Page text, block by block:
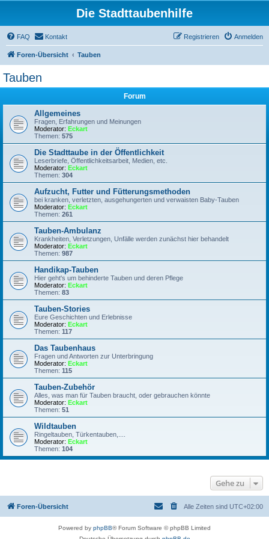
Die Stadttaubenhilfe
FAQ Kontakt Anmelden
Registrieren
Foren-Übersicht Tauben
Tauben
Forum
Allgemeines
Fragen, Erfahrungen und Meinungen
Moderator: Eckart
Themen: 575
Die Stadttaube in der Öffentlichkeit
Leserbriefe, Öffentlichkeitsarbeit, Medien, etc.
Moderator: Eckart
Themen: 304
Aufzucht, Futter und Fütterungsmethoden
bei kranken, verletzten, ausgehungerten und verwaisten Baby-Tauben
Moderator: Eckart
Themen: 261
Tauben-Ambulanz
Krankheiten, Verletzungen, Unfälle werden zunächst hier behandelt
Moderator: Eckart
Themen: 987
Handikap-Tauben
Hier geht's um behinderte Tauben und deren Pflege
Moderator: Eckart
Themen: 83
Tauben-Stories
Eure Geschichten und Erlebnisse
Moderator: Eckart
Themen: 117
Das Taubenhaus
Fragen und Antworten zur Unterbringung
Moderator: Eckart
Themen: 115
Tauben-Zubehör
Alles, was man für Tauben braucht, oder gebrauchen könnte
Moderator: Eckart
Themen: 51
Wildtauben
Ringeltauben, Türkentauben,....
Moderator: Eckart
Themen: 104
Gehe zu
Foren-Übersicht Alle Zeiten sind UTC+02:00
Powered by phpBB® Forum Software © phpBB Limited